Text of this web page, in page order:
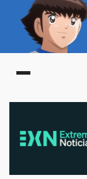
Main menu